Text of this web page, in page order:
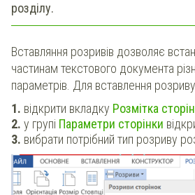
розділу.
Вставляння розривів дозволяє
частинам текстового документа
параметрів. Для вставлення
відкрити вкладку Розмітка
у групі Параметри сторінки
вибрати потрібний тип розриву